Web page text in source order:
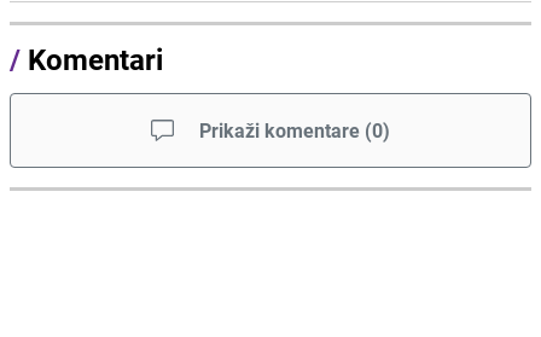
/ Komentari
Prikaži komentare (0)